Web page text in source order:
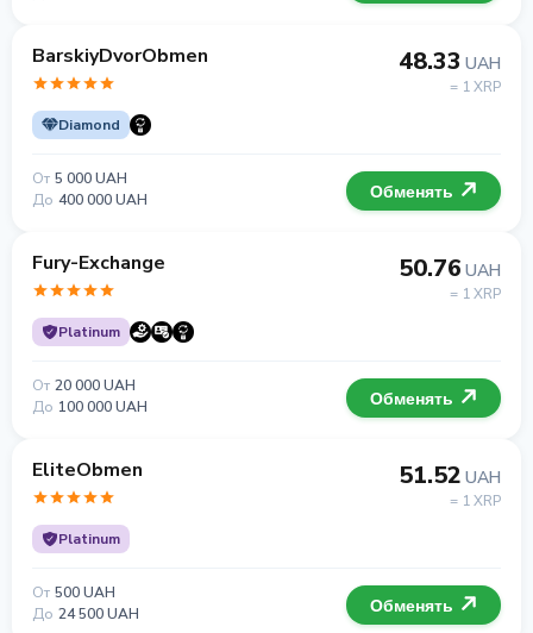
BarskiyDvorObmen
Diamond
48.33 UAH
= 1 XRP
От 5 000 UAH
До 400 000 UAH Обменять
Fury-Exchange
Platinum
50.76 UAH
= 1 XRP
От 20 000 UAH
До 100 000 UAH Обменять
EliteObmen
Platinum
51.52 UAH
= 1 XRP
От 500 UAH
До 24 500 UAH Обменять